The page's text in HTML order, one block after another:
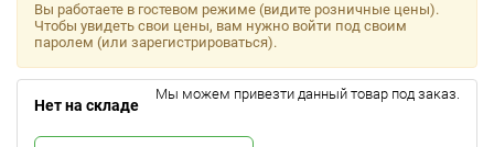
Вы работаете в гостевом режиме (видите розничные цены).
Чтобы увидеть свои цены, вам нужно войти под своим
паролем (или зарегистрироваться).
Нет на складе
Мы можем привезти данный товар под заказ.